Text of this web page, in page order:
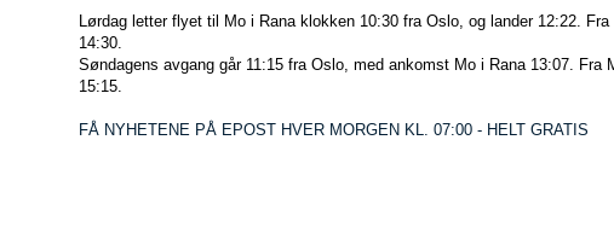
Lørdag letter flyet til Mo i Rana klokken 10:30 fra Oslo, og lander 12:22.
14:30.
Søndagens avgang går 11:15 fra Oslo, med ankomst Mo i Rana 13:07. Fra
15:15.
FÅ NYHETENE PÅ EPOST HVER MORGEN KL. 07:00 - HELT GRATIS